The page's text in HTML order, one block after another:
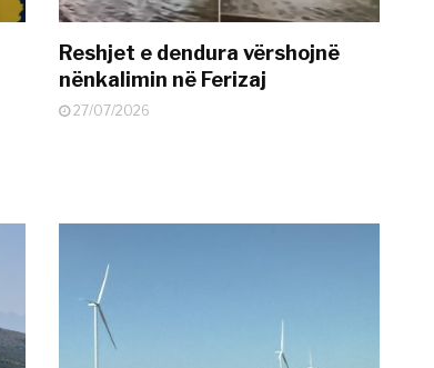
Reshjet e dendura vërshojnë
nënkalimin në Ferizaj
27/07/2026